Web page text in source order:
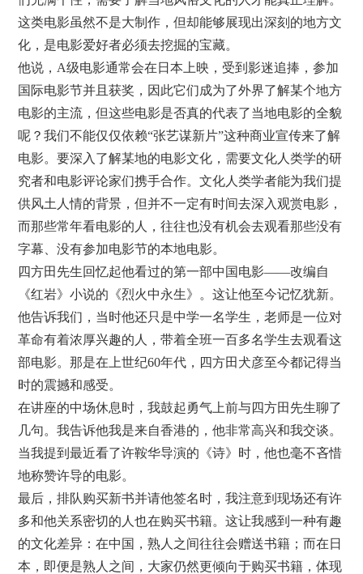
这类电影虽然不是大制作，但却能够展现出深刻的地方文
化，是电影爱好者必须去挖掘的宝藏。
他说，A级电影通常会在日本上映，受到影迷追捧，参加
国际电影节并且获奖，因此它们成为了外界了解某个地方
电影的主流，但这些电影是否真的代表了当地电影的全貌
呢？我们不能仅仅依赖“张艺谋新片”这种商业宣传来了解
电影。要深入了解某地的电影文化，需要文化人类学的研
究者和电影评论家们携手合作。文化人类学者能为我们提
供风土人情的背景，但并不一定有时间去深入观赏电影，
而那些常年看电影的人，往往也没有机会去观看那些没有
字幕、没有参加电影节的本地电影。
四方田先生回忆起他看过的第一部中国电影——改编自
《红岩》小说的《烈火中永生》。这让他至今记忆犹新。
他告诉我们，当时他还只是中学一名学生，老师是一位对
革命有着浓厚兴趣的人，带着全班一百多名学生去观看这
部电影。那是在上世纪60年代，四方田犬彦至今都记得当
时的震撼和感受。
在讲座的中场休息时，我鼓起勇气上前与四方田先生聊了
几句。我告诉他我是来自香港的，他非常高兴和我交谈。
当我提到最近看了许鞍华导演的《诗》时，他也毫不吝惜
地称赞许导的电影。
最后，排队购买新书并请他签名时，我注意到现场还有许
多和他关系密切的人也在购买书籍。这让我感到一种有趣
的文化差异：在中国，熟人之间往往会赠送书籍；而在日
本，即便是熟人之间，大家仍然更倾向于购买书籍，体现